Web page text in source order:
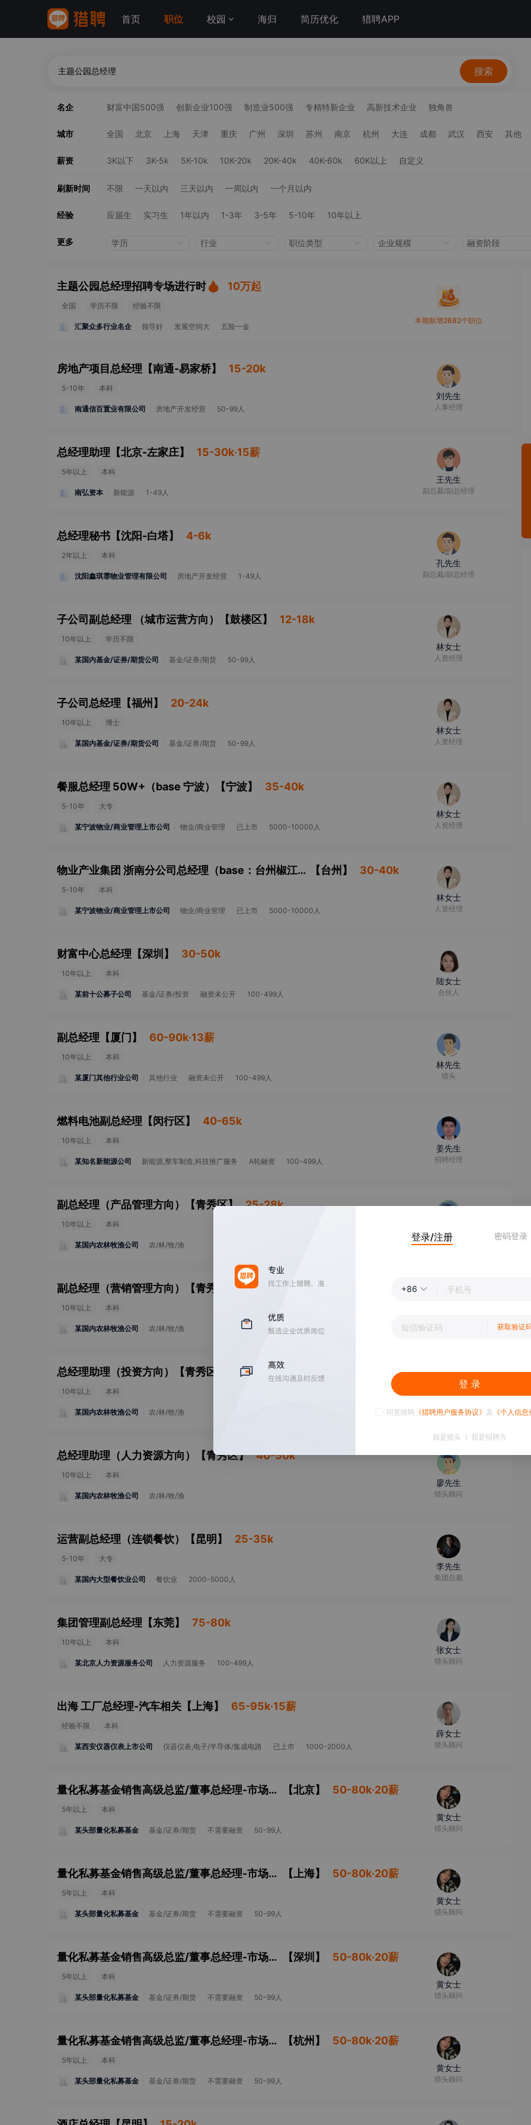
首页 职位 校园 海归 简历优化 猎聘APP
搜索
名企 财富中国500强 创新企业100强 制造业500强 专精特新企业 高新技术企业 独角兽
城市 全国 北京 上海 天津 重庆 广州 深圳 苏州 南京 杭州 大连 成都 武汉 西安 其他
薪资 3K以下 3K-5k 5K-10k 10K-20k 20K-40k 40K-60k 60K以上 自定义
刷新时间 不限 一天以内 三天以内 一周以内 一个月以内
经验 应届生 实习生 1年以内 1-3年 3-5年 5-10年 10年以上
更多 学历 行业 职位类型 企业规模 融资阶段
主题公园总经理招聘专场进行时 10万起
全国 学历不限 经验不限
汇聚众多行业名企 领导好 发展空间大 五险一金
本期新增2682个职位
房地产项目总经理 【南通-易家桥】 15-20k
5-10年 本科
南通信百置业有限公司 房地产开发经营 50-99人
刘先生
人事经理
总经理助理 【北京-左家庄】 15-30k·15薪
5年以上 本科
南弘资本 新能源 1-49人
王先生
副总裁/副总经理
总经理秘书 【沈阳-白塔】 4-6k
2年以上 本科
沈阳鑫琪霏物业管理有限公司 房地产开发经营 1-49人
孔先生
副总裁/副总经理
子公司副总经理 （城市运营方向） 【鼓楼区】 12-18k
10年以上 学历不限
某国内基金/证券/期货公司 基金/证券/期货 50-99人
林女士
人资经理
子公司总经理 【福州 】 20-24k
10年以上 博士
某国内基金/证券/期货公司 基金/证券/期货 50-99人
林女士
人资经理
餐服总经理 50W+（base 宁波） 【宁波】 35-40k
5-10年 大专
某宁波物业/商业管理上市公司 物业/商业管理 已上市 5000-10000人
林女士
人资经理
物业产业集团 浙南分公司总经理（base：台州椒江区） 人选要求： 【台州 】 30-40k
5-10年 本科
某宁波物业/商业管理上市公司 物业/商业管理 已上市 5000-10000人
林女士
人资经理
财富中心总经理 【深圳 】 30-50k
10年以上 本科
某前十公募子公司 基金/证券/投资 融资未公开 100-499人
陆女士
合伙人
副总经理 【厦门 】 60-90k·13薪
10年以上 本科
某厦门其他行业公司 其他行业 融资未公开 100-499人
林先生
猎头
燃料电池副总经理 【闵行区】 40-65k
10年以上 本科
某知名新能源公司 新能源,整车制造,科技推广服务 A轮融资 100-499人
姜先生
招聘经理
副总经理（产品管理方向） 【青秀区】 25-28k
10年以上 本科
某国内农林牧渔公司 农/林/牧/渔
廖先生
猎头顾问
副总经理（营销管理方向） 【青秀区 】 25-28k
10年以上 本科
某国内农林牧渔公司 农/林/牧/渔 猎头顾问
总经理助理（投资方向） 【青秀区 40-60k
10年以上 本科
某国内农林牧渔公司 农/林/牧/渔
廖先生
猎头顾问
总经理助理（人力资源方向） 【青秀区】 40-50k
10年以上 本科
某国内农林牧渔公司 农/林/牧/渔
廖先生
猎头顾问
运营副总经理（连锁餐饮） 【昆明 】 25-35k
5-10年 大专
某国内大型餐饮业公司 餐饮业 2000-5000人
李先生
集团总裁
集团管理副总经理 【东莞】 75-80k
10年以上 本科
某北京人力资源服务公司 人力资源服务 100-499人
张女士
猎头顾问
出海 工厂总经理-汽车相关 【 上海】 65-95k·15薪
经验不限 本科
某西安仪器仪表上市公司 仪器仪表,电子/半导体/集成电路 已上市 1000-2000人
薛女士
猎头顾问
量化私募基金销售高级总监/董事总经理-市场渠道 【北京】 50-80k·20薪
5年以上 本科
某头部量化私募基金 基金/证券/期货 不需要融资 50-99人
黄女士
猎头顾问
量化私募基金销售高级总监/董事总经理-市场渠道 【 上海】 50-80k·20薪
5年以上 本科
某头部量化私募基金 基金/证券/期货 不需要融资 50-99人
黄女士
猎头顾问
量化私募基金销售高级总监/董事总经理-市场渠道 【深圳 】 50-80k·20薪
5年以上 本科
某头部量化私募基金 基金/证券/期货 不需要融资 50-99人
黄女士
猎头顾问
量化私募基金销售高级总监/董事总经理-市场渠道 【杭州 】 50-80k·20薪
5年以上 本科
某头部量化私募基金 基金/证券/期货 不需要融资 50-99人
黄女士
猎头顾问
登录/注册 密码登录
+86
获取验证
登 录
同意猎聘 《猎聘用户服务协议》 及 《个人信
我是猎头 我是招聘方